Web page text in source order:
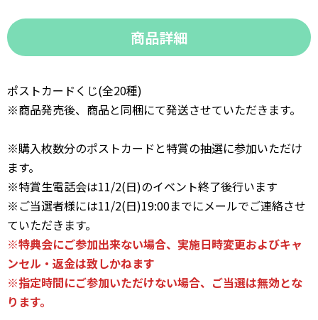
商品詳細
ポストカードくじ(全20種)
※商品発売後、商品と同梱にて発送させていただきます。
※購入枚数分のポストカードと特賞の抽選に参加いただけ
ます。
※特賞生電話会は11/2(日)のイベント終了後行います
※ご当選者様には11/2(日)19:00までにメールでご連絡させ
ていただきます。
※特典会にご参加出来ない場合、実施日時変更およびキャ
ンセル・返金は致しかねます
※指定時間にご参加いただけない場合、ご当選は無効とな
ります。